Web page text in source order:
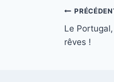
de
Le
rêves !